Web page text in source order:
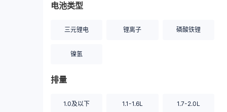
电池类型
三元锂电 锂离子 磷酸铁锂
镍氢
排量
1.0及以下 1.1-1.6L 1.7-2.0L